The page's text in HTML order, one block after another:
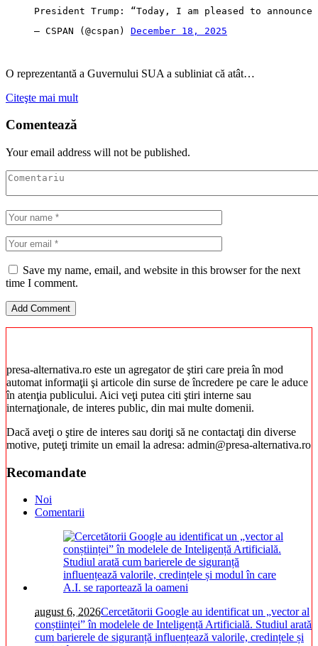
President Trump: “Today, I am pleased to
— CSPAN (@cspan) December 18, 2025
O reprezentantă a Guvernului SUA a subliniat că atât…
Citeşte mai mult
Comentează
Your email address will not be published.
Save my name, email, and website in this browser for the next
time I comment.
presa-alternativa.ro este un agregator de ştiri care preia în mod
automat informaţii şi articole din surse de încredere pe care le aduce
în atenţia publicului. Aici veţi putea citi ştiri interne sau
internaţionale, de interes public, din mai multe domenii.
Dacă aveţi o ştire de interes sau doriţi să ne contactaţi din diverse
motive, puteţi trimite un email la adresa: admin@presa-alternativa.ro
Recomandate
Noi
Comentarii
august 6, 2026Cercetătorii Google au identificat un „vector al
conștiinței” în modelele de Inteligență Artificială. Studiul arată
cum barierele de siguranță influențează valorile, credințele și